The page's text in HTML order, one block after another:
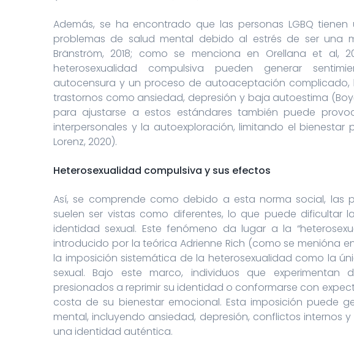
Además, se ha encontrado que las personas LGBQ
problemas de salud mental debido al estrés de ser una
Bränström, 2018; como se menciona en Orellana et al,
heterosexualidad compulsiva pueden generar
autocensura y un proceso de autoaceptación
trastornos como ansiedad, depresión y baja autoestima
para ajustarse a estos estándares también puede
interpersonales y la autoexploración, limitando el
Lorenz, 2020).
Heterosexualidad compulsiva y sus efectos
Así, se comprende como debido a esta norma social, las
suelen ser vistas como diferentes, lo que puede dificultar
identidad sexual. Este fenómeno da lugar a la
introducido por la teórica Adrienne Rich (como se menióna
la imposición sistemática de la heterosexualidad como la
sexual. Bajo este marco, individuos que experimentan
presionados a reprimir su identidad o conformarse con
costa de su bienestar emocional. Esta imposición puede
mental, incluyendo ansiedad, depresión, conflictos internos
una identidad auténtica.